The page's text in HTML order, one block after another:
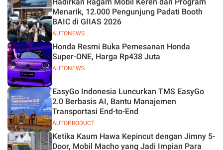
Jelas
AUTONEWS
Menarik, 12.000 Pengunjung Padati Booth
BAIC di GIIAS 2026
AUTONEWS
Honda Resmi Buka Pemesanan Honda
Super-ONE, Harga Rp438 Juta
AUTOPRODUCT
EasyGo Indonesia Luncurkan TMS EasyGo
2.0 Berbasis AI, Bantu Manajemen
Transportasi End-to-End
Ketika Kaum Hawa Kepincut dengan Jimny 5-
Door, Mobil Macho yang Jadi Impian Para